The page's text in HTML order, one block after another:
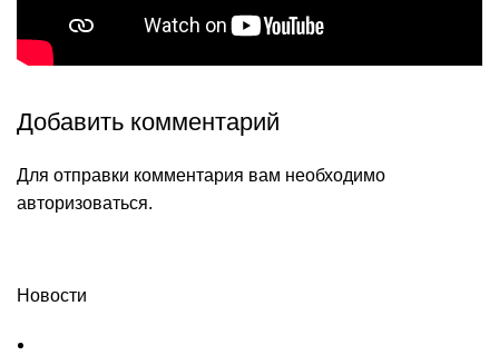
Добавить комментарий
Для отправки комментария вам необходимо
авторизоваться.
Новости